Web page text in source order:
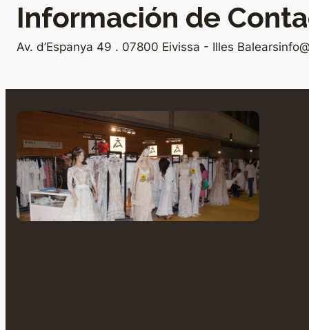
Información de
Av. d’Espanya 49 . 07800 Eivissa - Illes Balears